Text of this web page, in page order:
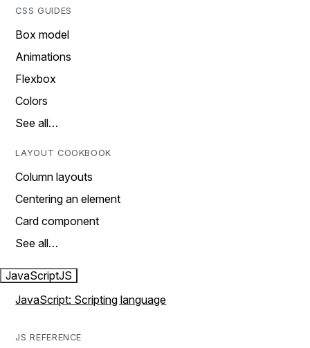
CSS GUIDES
Box model
Animations
Flexbox
Colors
See all…
LAYOUT COOKBOOK
Column layouts
Centering an element
Card component
See all…
JavaScriptJS
JavaScript: Scripting language
JS REFERENCE